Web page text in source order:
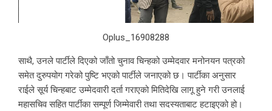
Oplus_16908288
साथै, उनले पार्टीले दिएको जाँतो चुनाव चिन्हको उम्मेदवार मनोनयन पत्रको
समेत दुरुपयोग गरेको पुष्टि भएको पार्टीले जनाएको छ। पार्टीका अनुसार
राईले सूर्य चिन्हबाट उम्मेदवारी दर्ता गराएको मितिदेखि लागू हुने गरी उनलाई
महासचिव सहित पार्टीका सम्पूर्ण जिम्मेवारी तथा सदस्यताबाट हटाइएको हो।